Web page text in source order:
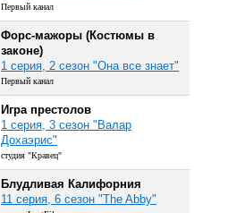
Первый канал
Форс-мажоры (Костюмы в
законе)
1 серия, 2 сезон "Она все знает"
Первый канал
Игра престолов
1 серия, 3 сезон "Валар
Дохаэрис"
студия "Кравец"
Блудливая Калифорния
11 серия, 6 сезон "The Abby"